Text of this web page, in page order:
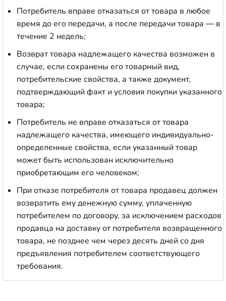
Потребитель вправе отказаться от товара в любое
время до его передачи, а после передачи товара — в
течение 2 недель;
Возврат товара надлежащего качества возможен в
случае, если сохранены его товарный вид,
потребительские свойства, а также документ,
подтверждающий факт и условия покупки указанного
товара;
Потребитель не вправе отказаться от товара
надлежащего качества, имеющего индивидуально-
определенные свойства, если указанный товар
может быть использован исключительно
приобретающим его человеком;
При отказе потребителя от товара продавец должен
возвратить ему денежную сумму, уплаченную
потребителем по договору, за исключением расходов
продавца на доставку от потребителя возвращенного
товара, не позднее чем через десять дней со дня
предъявления потребителем соответствующего
требования.